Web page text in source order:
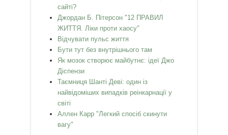
сайті?
Джордан Б. Пітерсон "12 ПРАВИЛ
ЖИТТЯ. Ліки проти хаосу"
Відчувати пульс життя
Бути тут без внутрішнього там
Як мозок створює майбутнє: ідеї Джо
Діспензи
Таємниця Шанті Деві: один із
найвідоміших випадків реінкарнації у
світі
Аллен Карр "Легкий спосiб скинути
вагу"